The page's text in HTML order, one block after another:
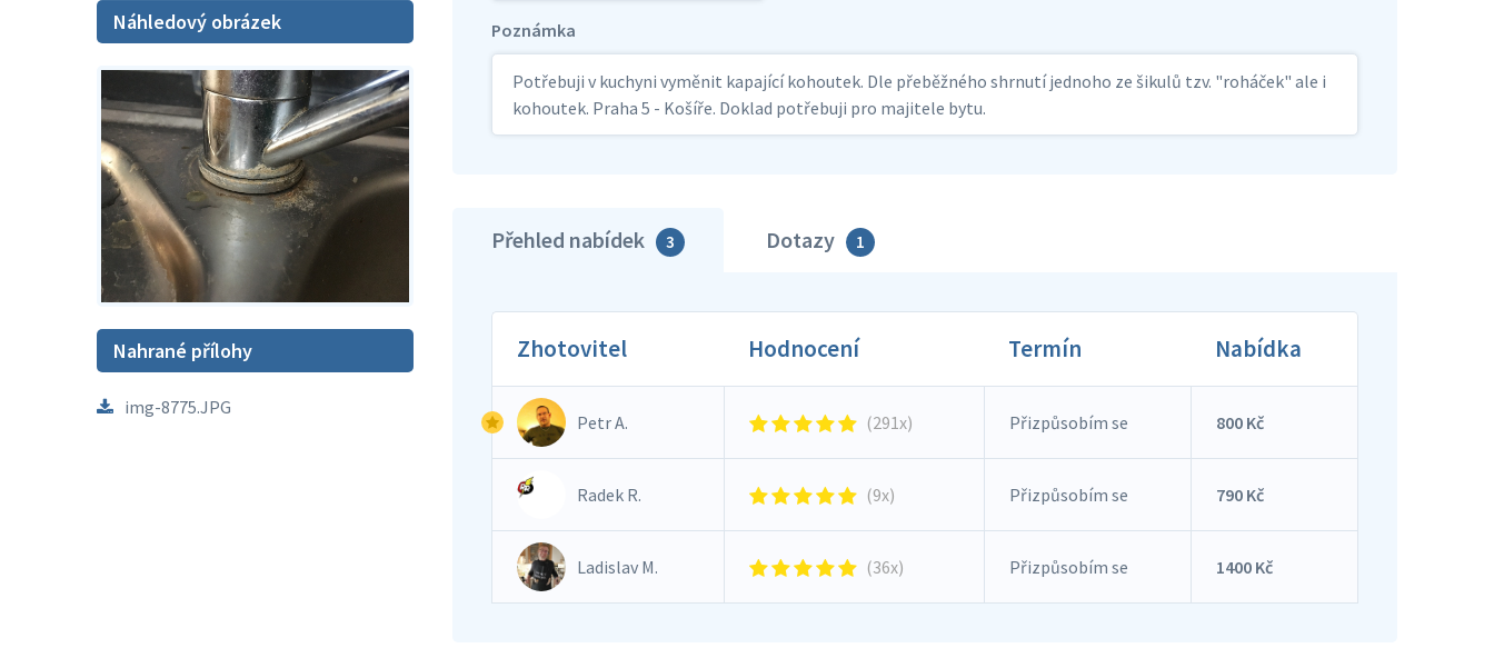
Náhledový obrázek
Nahrané přílohy
img-8775.JPG
Poznámka
Potřebuji v kuchyni vyměnit kapající kohoutek. Dle přeběžného shrnutí jednoho ze šikulů tzv. "roháček" ale i
kohoutek. Praha 5 - Košíře. Doklad potřebuji pro majitele bytu.
Přehled nabídek 3 Dotazy 1
Zhotovitel Hodnocení Termín Nabídka
Petr A. (291x) Přizpůsobím se 800 Kč
Radek R. (9x) Přizpůsobím se 790 Kč
Ladislav M. (36x) Přizpůsobím se 1400 Kč